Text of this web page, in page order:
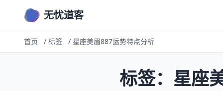
无忧道客
首页 / 标签 / 星座美眉887运势特点分析
标签：星座